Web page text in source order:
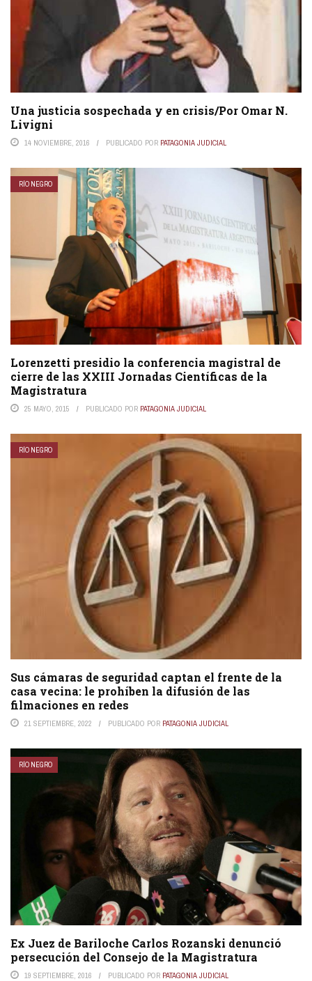
Una justicia sospechada y en crisis/Por Omar N.
Livigni
14 NOVIEMBRE, 2016 PUBLICADO POR PATAGONIA JUDICIAL
RÍO NEGRO
Lorenzetti presidio la conferencia magistral de
cierre de las XXIII Jornadas Científicas de la
Magistratura
25 MAYO, 2015 PUBLICADO POR PATAGONIA JUDICIAL
RÍO NEGRO
Sus cámaras de seguridad captan el frente de la
casa vecina: le prohíben la difusión de las
filmaciones en redes
21 SEPTIEMBRE, 2022 PUBLICADO POR PATAGONIA JUDICIAL
RÍO NEGRO
Ex Juez de Bariloche Carlos Rozanski denunció
persecución del Consejo de la Magistratura
19 SEPTIEMBRE, 2016 PUBLICADO POR PATAGONIA JUDICIAL